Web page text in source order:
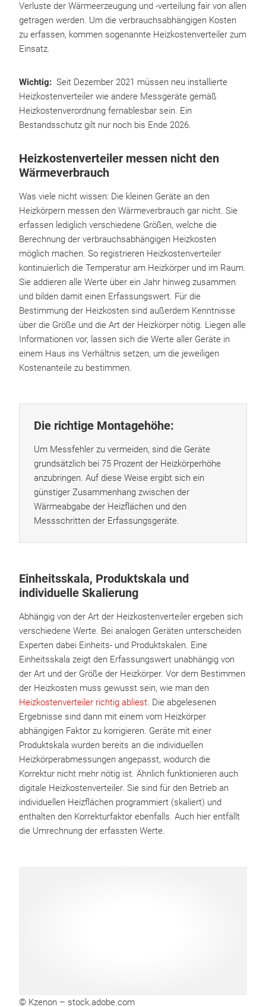
Verluste der Wärmeerzeugung und -verteilung fair von allen
getragen werden. Um die verbrauchsabhängigen Kosten
zu erfassen, kommen sogenannte Heizkostenverteiler zum
Einsatz.
Wichtig: Seit Dezember 2021 müssen neu installierte
Heizkostenverteiler wie andere Messgeräte gemäß
Heizkostenverordnung fernablesbar sein. Ein
Bestandsschutz gilt nur noch bis Ende 2026.
Heizkostenverteiler messen nicht den
Wärmeverbrauch
Was viele nicht wissen: Die kleinen Geräte an den
Heizkörpern messen den Wärmeverbrauch gar nicht. Sie
erfassen lediglich verschiedene Größen, welche die
Berechnung der verbrauchsabhängigen Heizkosten
möglich machen. So registrieren Heizkostenverteiler
kontinuierlich die Temperatur am Heizkörper und im Raum.
Sie addieren alle Werte über ein Jahr hinweg zusammen
und bilden damit einen Erfassungswert. Für die
Bestimmung der Heizkosten sind außerdem Kenntnisse
über die Größe und die Art der Heizkörper nötig. Liegen alle
Informationen vor, lassen sich die Werte aller Geräte in
einem Haus ins Verhältnis setzen, um die jeweiligen
Kostenanteile zu bestimmen.
Die richtige Montagehöhe:
Um Messfehler zu vermeiden, sind die Geräte
grundsätzlich bei 75 Prozent der Heizkörperhöhe
anzubringen. Auf diese Weise ergibt sich ein
günstiger Zusammenhang zwischen der
Wärmeabgabe der Heizflächen und den
Messschritten der Erfassungsgeräte.
Einheitsskala, Produktskala und
individuelle Skalierung
Abhängig von der Art der Heizkostenverteiler ergeben sich
verschiedene Werte. Bei analogen Geräten unterscheiden
Experten dabei Einheits- und Produktskalen. Eine
Einheitsskala zeigt den Erfassungswert unabhängig von
der Art und der Größe der Heizkörper. Vor dem Bestimmen
der Heizkosten muss gewusst sein, wie man den
Heizkostenverteiler richtig abliest. Die abgelesenen
Ergebnisse sind dann mit einem vom Heizkörper
abhängigen Faktor zu korrigieren. Geräte mit einer
Produktskala wurden bereits an die individuellen
Heizkörperabmessungen angepasst, wodurch die
Korrektur nicht mehr nötig ist. Ähnlich funktionieren auch
digitale Heizkostenverteiler. Sie sind für den Betrieb an
individuellen Heizflächen programmiert (skaliert) und
enthalten den Korrekturfaktor ebenfalls. Auch hier entfällt
die Umrechnung der erfassten Werte.
© Kzenon – stock.adobe.com